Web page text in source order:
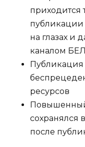
приходится
на глазах и
каналом
Публикация
ресурсов
сохранялся
после